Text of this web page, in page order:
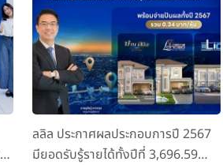
ลลิล ประกาศผลประกอบการปี 2567
มียอดรับรู้รายได้ทั้งปีที่ 3,696.59